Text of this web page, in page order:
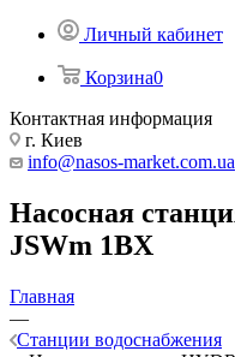
Личный кабинет
Корзина0
Контактная информация
г. Киев
info@nasos-market.com.ua
Насосная
JSWm 1BX
Главная
—
Станции водоснабжения